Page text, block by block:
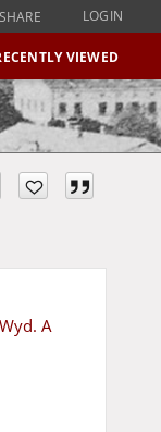
SHARE LOGIN
VIEWED
A